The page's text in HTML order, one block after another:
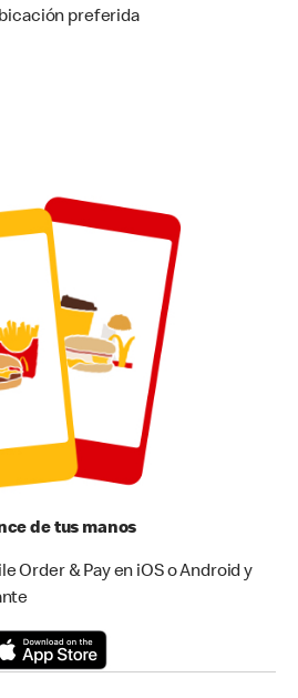
preferida
de tus manos
Order & Pay en iOS o Android y